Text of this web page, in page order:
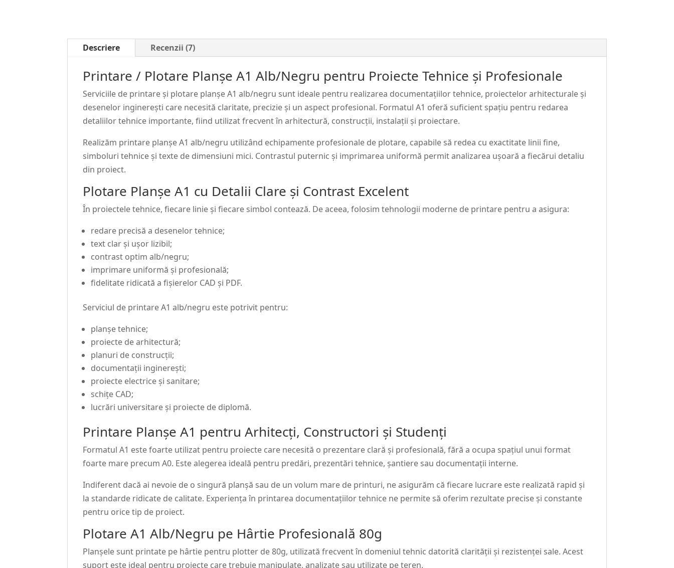
Descriere Recenzii (7)
Printare / Plotare Planșe A1 Alb/Negru pentru Proiecte Tehnice și Profesionale
Serviciile de printare și plotare planșe A1 alb/negru sunt ideale pentru realizarea documentațiilor tehnice, proiectelor arhitecturale și
desenelor inginerești care necesită claritate, precizie și un aspect profesional. Formatul A1 oferă suficient spațiu pentru redarea
detaliilor tehnice importante, fiind utilizat frecvent în arhitectură, construcții, instalații și proiectare.
Realizăm printare planșe A1 alb/negru utilizând echipamente profesionale de plotare, capabile să redea cu exactitate linii fine,
simboluri tehnice și texte de dimensiuni mici. Contrastul puternic și imprimarea uniformă permit analizarea ușoară a fiecărui detaliu
din proiect.
Plotare Planșe A1 cu Detalii Clare și Contrast Excelent
În proiectele tehnice, fiecare linie și fiecare simbol contează. De aceea, folosim tehnologii moderne de printare pentru a asigura:
redare precisă a desenelor tehnice;
text clar și ușor lizibil;
contrast optim alb/negru;
imprimare uniformă și profesională;
fidelitate ridicată a fișierelor CAD și PDF.
Serviciul de printare A1 alb/negru este potrivit pentru:
planșe tehnice;
proiecte de arhitectură;
planuri de construcții;
documentații inginerești;
proiecte electrice și sanitare;
schițe CAD;
lucrări universitare și proiecte de diplomă.
Printare Planșe A1 pentru Arhitecți, Constructori și Studenți
Formatul A1 este foarte utilizat pentru proiecte care necesită o prezentare clară și profesională, fără a ocupa spațiul unui format
foarte mare precum A0. Este alegerea ideală pentru predări, prezentări tehnice, șantiere sau documentații interne.
Indiferent dacă ai nevoie de o singură planșă sau de un volum mare de printuri, ne asigurăm că fiecare lucrare este realizată rapid și
la standarde ridicate de calitate. Experiența în printarea documentațiilor tehnice ne permite să oferim rezultate precise și constante
pentru orice tip de proiect.
Plotare A1 Alb/Negru pe Hârtie Profesională 80g
Planșele sunt printate pe hârtie pentru plotter de 80g, utilizată frecvent în domeniul tehnic datorită clarității și rezistenței sale. Acest
suport este ideal pentru proiecte care trebuie manipulate, analizate sau utilizate pe teren.